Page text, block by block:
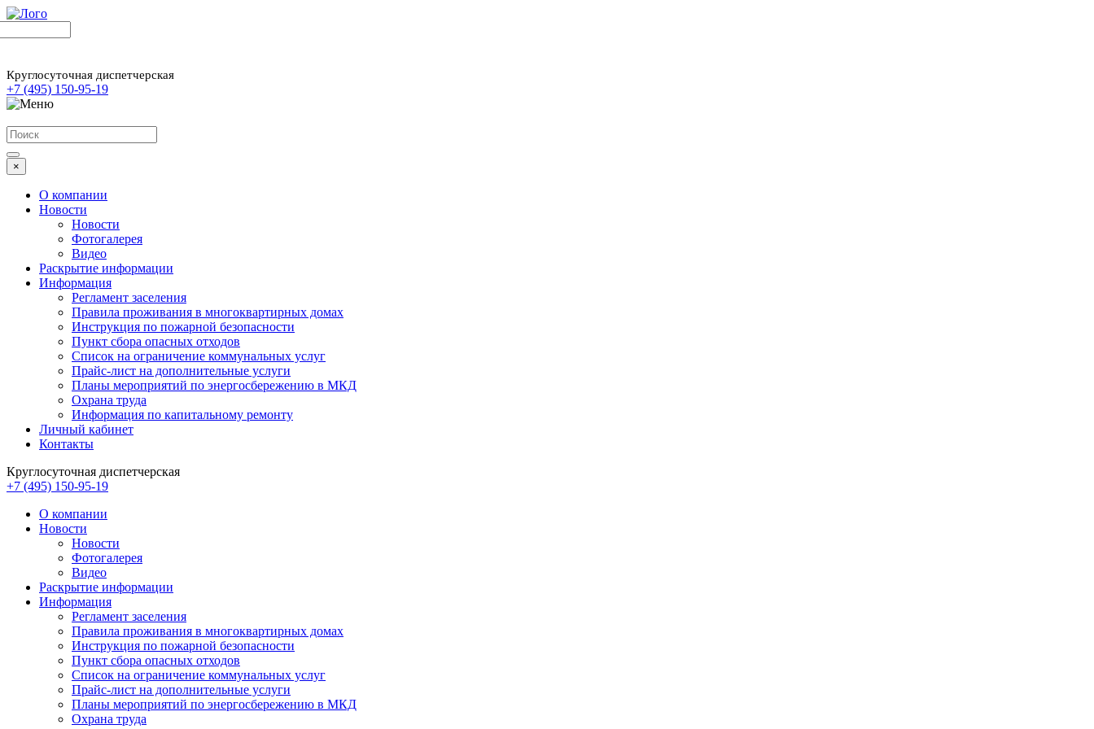
Круглосуточная диспетчерская
+7 (495) 150-95-19
×
О компании
Новости
Новости
Фотогалерея
Видео
Раскрытие информации
Информация
Регламент заселения
Правила проживания в многоквартирных домах
Инструкция по пожарной безопасности
Пункт сбора опасных отходов
Список на ограничение коммунальных услуг
Прайс-лист на дополнительные услуги
Планы мероприятий по энергосбережению в МКД
Охрана труда
Информация по капитальному ремонту
Личный кабинет
Контакты
Круглосуточная диспетчерская
+7 (495) 150-95-19
О компании
Новости
Новости
Фотогалерея
Видео
Раскрытие информации
Информация
Регламент заселения
Правила проживания в многоквартирных домах
Инструкция по пожарной безопасности
Пункт сбора опасных отходов
Список на ограничение коммунальных услуг
Прайс-лист на дополнительные услуги
Планы мероприятий по энергосбережению в МКД
Охрана труда